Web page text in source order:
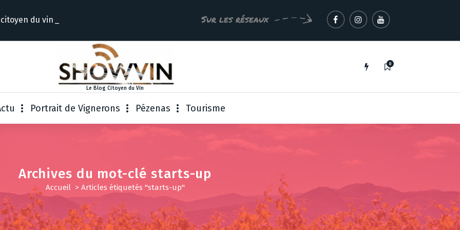
du Sur les réseaux
Le Blog Citoyen du Vin
0
Portrait de Vignerons Pézenas Tourisme
Archives du mot-clé starts-up
Accueil > Articles étiquetés "starts-up"